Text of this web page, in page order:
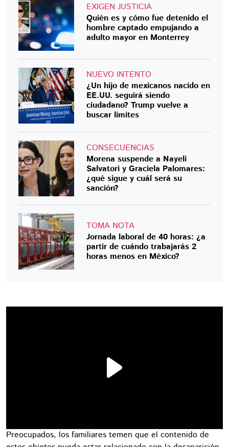
EXIGEN JUSTICIA
Quién es y cómo fue detenido el
hombre captado empujando a
adulto mayor en Monterrey
NUEVO INTENTO
¿Un hijo de mexicanos nacido en
EE.UU. seguirá siendo
ciudadano? Trump vuelve a
buscar límites
CONSECUENCIAS
Morena suspende a Nayeli
Salvatori y Graciela Palomares:
¿qué sigue y cuál será su
sanción?
TOMA NOTA
Jornada laboral de 40 horas: ¿a
partir de cuándo trabajarás 2
horas menos en México?
Preocupados, los familiares temen que el contenido de